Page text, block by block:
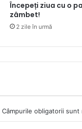
Începeți ziua cu o
zâmbet!
2 zile în urmă
Câmpurile obligatorii sunt